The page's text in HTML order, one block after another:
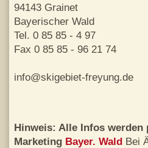
94143 Grainet
Bayerischer Wald
Tel. 0 85 85 - 4 97
Fax 0 85 85 - 96 21 74
info@skigebiet-freyung.de
Hinweis: Alle Infos
Marketing Bayer. Wald Bei